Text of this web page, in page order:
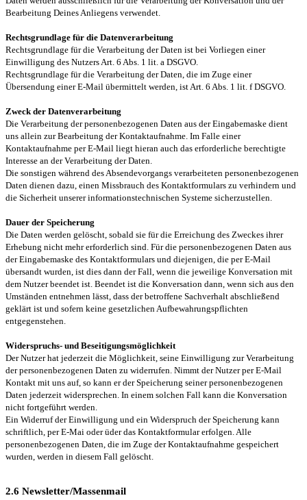
Bearbeitung Deines Anliegens verwendet.
Rechtsgrundlage für die Datenverarbeitung
Rechtsgrundlage für die Verarbeitung der Daten ist bei Vorliegen einer
Einwilligung des Nutzers Art. 6 Abs. 1 lit. a DSGVO.
Rechtsgrundlage für die Verarbeitung der Daten, die im Zuge einer
Übersendung einer E-Mail übermittelt werden, ist Art. 6 Abs. 1 lit. f DSGVO.
Zweck der Datenverarbeitung
Die Verarbeitung der personenbezogenen Daten aus der Eingabemaske dient
uns allein zur Bearbeitung der Kontaktaufnahme. Im Falle einer
Kontaktaufnahme per E-Mail liegt hieran auch das erforderliche berechtigte
Interesse an der Verarbeitung der Daten.
Die sonstigen während des Absendevorgangs verarbeiteten personenbezogenen
Daten dienen dazu, einen Missbrauch des Kontaktformulars zu verhindern und
die Sicherheit unserer informationstechnischen Systeme sicherzustellen.
Dauer der Speicherung
Die Daten werden gelöscht, sobald sie für die Erreichung des Zweckes ihrer
Erhebung nicht mehr erforderlich sind. Für die personenbezogenen Daten aus
der Eingabemaske des Kontaktformulars und diejenigen, die per E-Mail
übersandt wurden, ist dies dann der Fall, wenn die jeweilige Konversation mit
dem Nutzer beendet ist. Beendet ist die Konversation dann, wenn sich aus den
Umständen entnehmen lässt, dass der betroffene Sachverhalt abschließend
geklärt ist und sofern keine gesetzlichen Aufbewahrungspflichten
entgegenstehen.
Widerspruchs- und Beseitigungsmöglichkeit
Der Nutzer hat jederzeit die Möglichkeit, seine Einwilligung zur Verarbeitung
der personenbezogenen Daten zu widerrufen. Nimmt der Nutzer per E-Mail
Kontakt mit uns auf, so kann er der Speicherung seiner personenbezogenen
Daten jederzeit widersprechen. In einem solchen Fall kann die Konversation
nicht fortgeführt werden.
Ein Widerruf der Einwilligung und ein Widerspruch der Speicherung kann
schriftlich, per E-Mai oder üder das Kontaktformular erfolgen. Alle
personenbezogenen Daten, die im Zuge der Kontaktaufnahme gespeichert
wurden, werden in diesem Fall gelöscht.
2.6 Newsletter/Massenmail